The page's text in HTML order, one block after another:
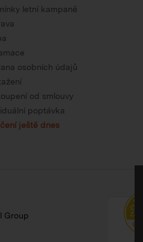
letní kampaně
osobních údajů
od smlouvy
poptávka
ještě dnes
Group